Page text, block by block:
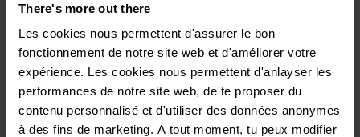
There's more out there
Les cookies nous permettent d'assurer le bon
fonctionnement de notre site web et d'améliorer votre
expérience. Les cookies nous permettent d'anlayser les
performances de notre site web, de te proposer du
contenu personnalisé et d'utiliser des données anonymes
à des fins de marketing. À tout moment, tu peux modifier
visière semi-incurvée pliable permet de la ranger
dans un sac banane ou un sac de trail running.
La bande élastique à l’arrière maintient bien en
place ce modèle si léger que tu oublieras que tu le
portes. Un incontournable qui ne te quittera plus
lors de tes sessions de running.